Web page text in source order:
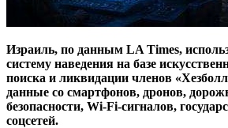
Израиль, по данным LA Times,
систему наведения на базе
поиска и ликвидации членов
данные со смартфонов, дронов,
безопасности, Wi-Fi-сигналов,
соцсетей.